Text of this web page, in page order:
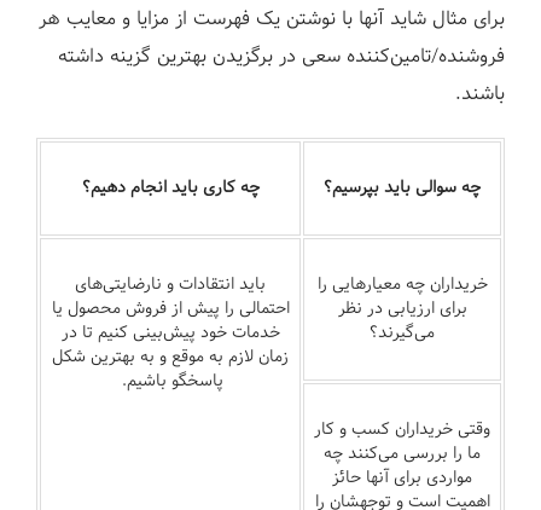
برای مثال شاید آنها با نوشتن یک فهرست از مزایا و معایب هر
فروشنده/تامین‌کننده سعی در برگزیدن بهترین گزینه داشته
باشند.
چه سوالی باید بپرسیم؟ چه کاری باید انجام دهیم؟
خریداران چه معیارهایی را
برای ارزیابی در نظر
می‌گیرند؟
باید انتقادات و نارضایتی‌های
احتمالی را پیش از فروش محصول یا
خدمات خود پیش‌بینی کنیم تا در
زمان لازم به موقع و به بهترین شکل
پاسخگو باشیم.
وقتی خریداران کسب و کار
ما را بررسی می‌کنند چه
مواردی برای آنها حائز
اهمیت است و توجهشان را